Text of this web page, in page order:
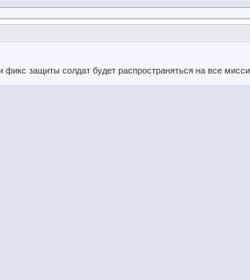
фикс защиты солдат будет распространяться на все